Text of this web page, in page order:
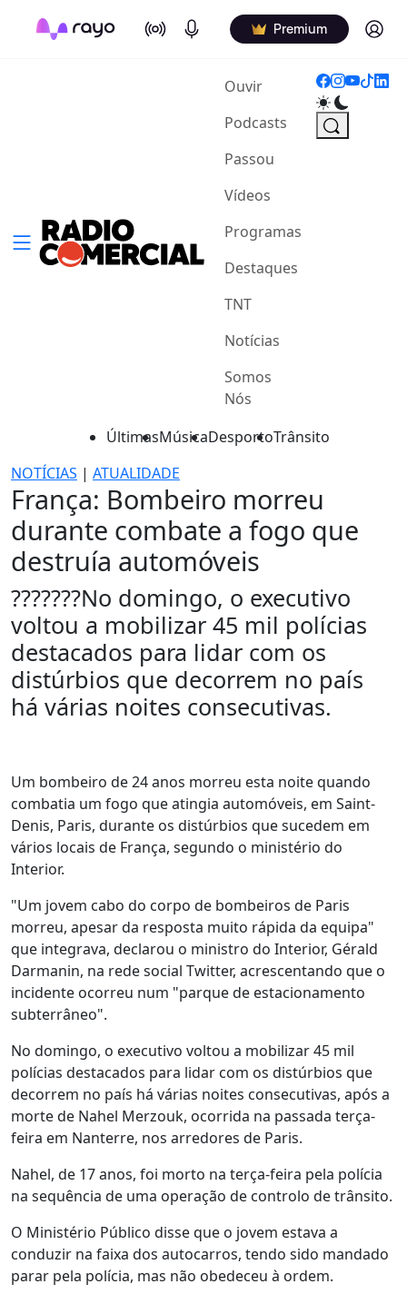
On Air Podcasts Premium Log in
Ouvir(current)
Podcasts
Passou
Vídeos
Programas
Destaques
TNT
Notícias
Somos
Nós
ÚltimasMúsicaDesportoTrânsito
NOTÍCIAS | ATUALIDADE
França: Bombeiro morreu
durante combate a fogo que
destruía automóveis
???????No domingo, o executivo
voltou a mobilizar 45 mil polícias
destacados para lidar com os
distúrbios que decorrem no país
há várias noites consecutivas.
Um bombeiro de 24 anos morreu esta noite quando
combatia um fogo que atingia automóveis, em Saint-
Denis, Paris, durante os distúrbios que sucedem em
vários locais de França, segundo o ministério do
Interior.
"Um jovem cabo do corpo de bombeiros de Paris
morreu, apesar da resposta muito rápida da equipa"
que integrava, declarou o ministro do Interior, Gérald
Darmanin, na rede social Twitter, acrescentando que o
incidente ocorreu num "parque de estacionamento
subterrâneo".
No domingo, o executivo voltou a mobilizar 45 mil
polícias destacados para lidar com os distúrbios que
decorrem no país há várias noites consecutivas, após a
morte de Nahel Merzouk, ocorrida na passada terça-
feira em Nanterre, nos arredores de Paris.
Nahel, de 17 anos, foi morto na terça-feira pela polícia
na sequência de uma operação de controlo de trânsito.
O Ministério Público disse que o jovem estava a
conduzir na faixa dos autocarros, tendo sido mandado
parar pela polícia, mas não obedeceu à ordem.